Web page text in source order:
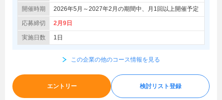
開催時期 2026年5月～2027年2月の期間中、月1回以上開催予定
応募締切 2月9日
実施日数 1日
この企業の他のコース情報を見る
エントリー 検討リスト登録